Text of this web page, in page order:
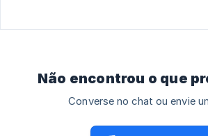
Não encontrou o que
Converse no chat ou envie